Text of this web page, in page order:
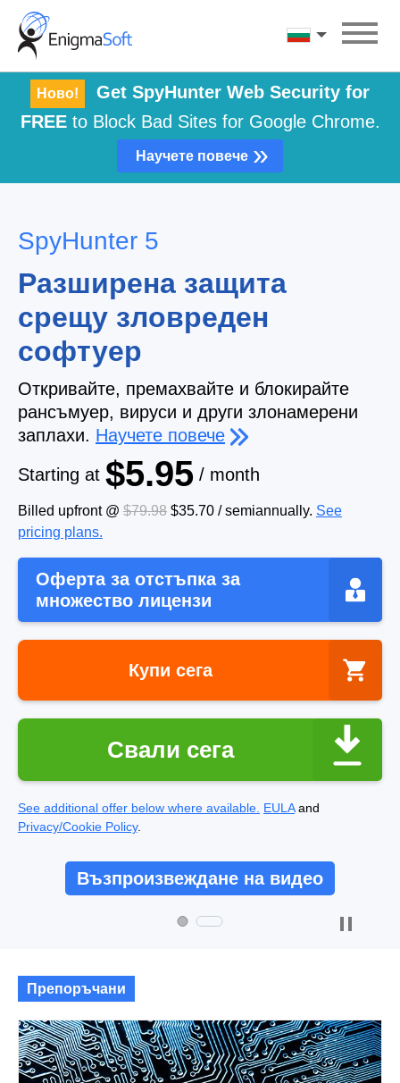
Skip
content
български
Ново!
Get SpyHunter Web Security for
FREEto Block Bad Sites for Google Chrome.
Научете повече »
SpyHunter 5
Разширена защита
срещу зловреден
софтуер
Откривайте, премахвайте и блокирайте
рансъмуер, вируси и други злонамерени
заплахи. Научете повече
Starting at $5.95 / month
Billed upfront @ $79.98 $35.70 /semiannually. See
pricing plans.
Оферта за отстъпка за
множество лицензи
Купи сега
Свали сега
See additional offer below where available. EULAand
Privacy/Cookie Policy.
Възпроизвеждане на видео
Препоръчани